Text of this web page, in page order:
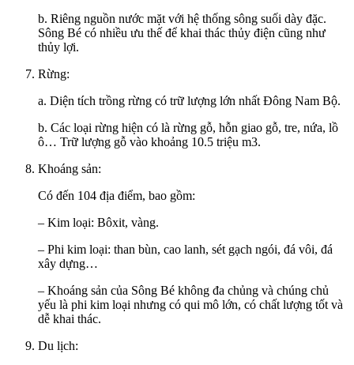
b. Riêng nguồn nước mặt với hệ thống sông suối dày đặc.
Sông Bé có nhiều ưu thế để khai thác thủy điện cũng như
thủy lợi.
Rừng:
a. Diện tích trồng rừng có trữ lượng lớn nhất Đông Nam Bộ.
b. Các loại rừng hiện có là rừng gỗ, hỗn giao gỗ, tre, nứa, lồ
ô… Trữ lượng gỗ vào khoảng 10.5 triệu m3.
Khoáng sản:
Có đến 104 địa điểm, bao gồm:
– Kim loại: Bôxit, vàng.
– Phi kim loại: than bùn, cao lanh, sét gạch ngói, đá vôi, đá
xây dựng…
– Khoáng sản của Sông Bé không đa chủng và chúng chủ
yếu là phi kim loại nhưng có qui mô lớn, có chất lượng tốt và
dễ khai thác.
Du lịch: